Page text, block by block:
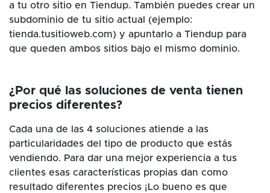
a tu otro sitio en Tiendup. También puedes crear un
subdominio de tu sitio actual (ejemplo:
tienda.tusitioweb.com) y apuntarlo a Tiendup para
que queden ambos sitios bajo el mismo dominio.
¿Por qué las soluciones de venta tienen
precios diferentes?
Cada una de las 4 soluciones atiende a las
particularidades del tipo de producto que estás
vendiendo. Para dar una mejor experiencia a tus
clientes esas características propias dan como
resultado diferentes precios ¡Lo bueno es que